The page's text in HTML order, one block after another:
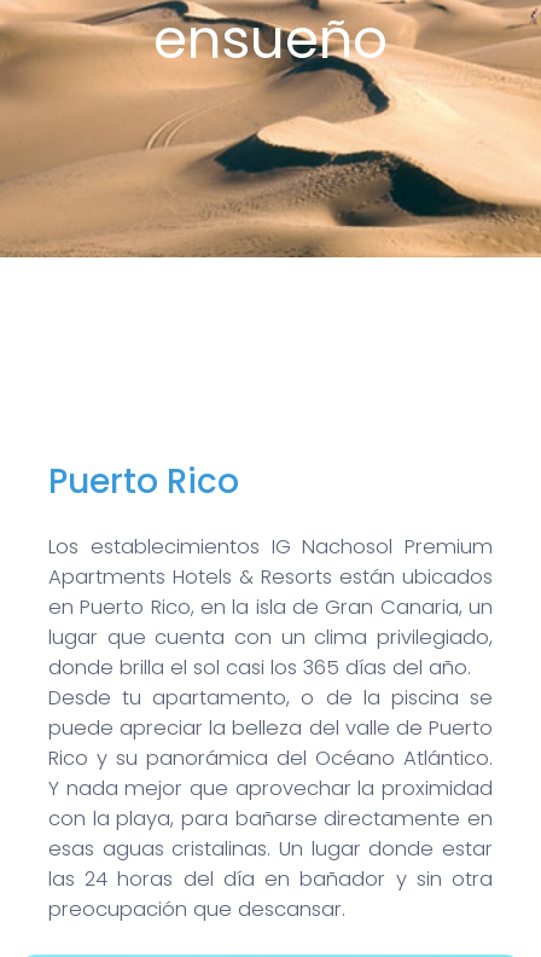
ensueño
Puerto Rico
Los establecimientos IG Nachosol Premium
Apartments Hotels & Resorts están ubicados
en Puerto Rico, en la isla de Gran Canaria, un
lugar que cuenta con un clima privilegiado,
donde brilla el sol casi los 365 días del año.
Desde tu apartamento, o de la piscina se
puede apreciar la belleza del valle de Puerto
Rico y su panorámica del Océano Atlántico.
Y nada mejor que aprovechar la proximidad
con la playa, para bañarse directamente en
esas aguas cristalinas. Un lugar donde estar
las 24 horas del día en bañador y sin otra
preocupación que descansar.